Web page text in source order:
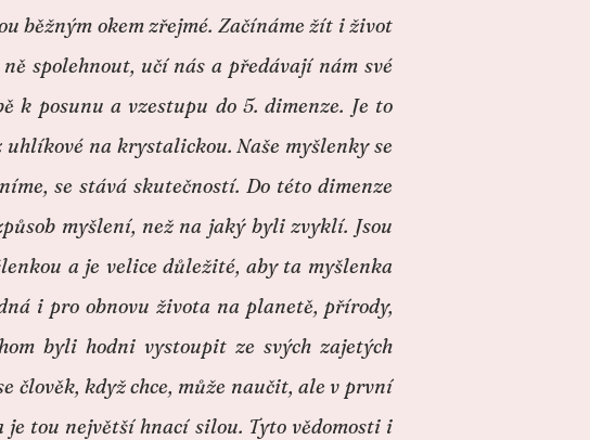
běžným okem zřejmé. Začínáme žít i život
spolehnout, učí nás a předávají nám své
k posunu a vzestupu do 5. dimenze. Je to
na krystalickou. Naše myšlenky se
se stává skutečností. Do této dimenze
myšlení, než na jaký byli zvyklí. Jsou
a je velice důležité, aby ta myšlenka
i pro obnovu života na planetě, přírody,
byli hodni vystoupit ze svých zajetých
člověk, když chce, může naučit, ale v první
tou největší hnací silou. Tyto vědomosti i